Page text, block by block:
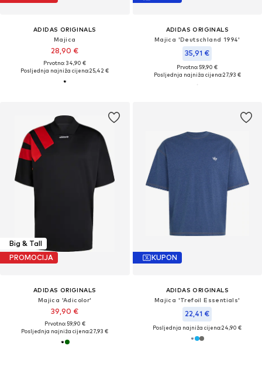
ADIDAS ORIGINALS
Majica
28,90 €
Prvotno: 34,90 €
Posljednja najniža cijena:25,42 €
ADIDAS ORIGINALS
Majica 'Deutschland 1994'
35,91 €
Prvotno: 59,90 €
Posljednja najniža cijena:27,93 €
Big & Tall
PROMOCIJA
ADIDAS ORIGINALS
Majica 'Adicolor'
39,90 €
Prvotno: 59,90 €
Posljednja najniža cijena:27,93 €
KUPON
ADIDAS ORIGINALS
Majica 'Trefoil Essentials'
22,41 €
Posljednja najniža cijena:24,90 €